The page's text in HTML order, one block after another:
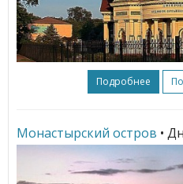
Подробнее
Монастырский остров •